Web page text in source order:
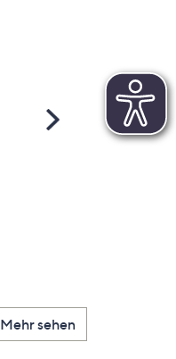
Scroll
Mehr sehen